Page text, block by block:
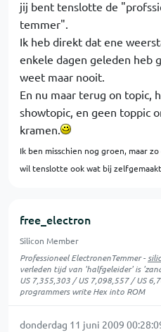
jij bent tenslotte de
temmer".
Ik heb direkt dat ene
enkele dagen geleden heb
weet maar nooit.
En nu maar terug on topic,
showtopic, en geen toppic
kramen.
Ik ben misschien nog groen, maar
wil tenslotte ook wat bij
free_electron
Silicon Member
Professioneel ElectronenTemmer -
verleden tijd van 'halfgeleider' is
US 7,355,303 / US 7,098,557 / US
programmers write Hex into ROM
donderdag 11 juni 2009